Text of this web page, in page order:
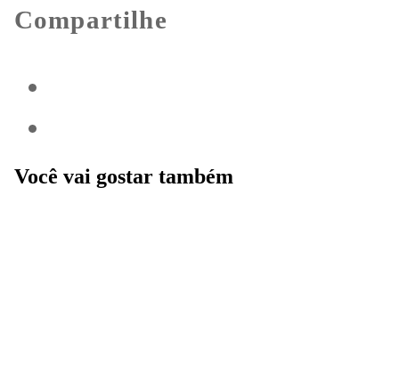
Compartilhe
Você vai gostar também